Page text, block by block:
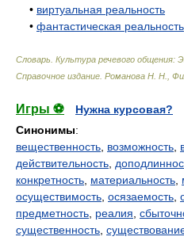
• виртуальная реальность
• фантастическая реальность
Словарь. Культура речевого общения:
Справочное издание Романова Н. Н.,
Игры ⚽
Нужна курсовая?
Синонимы:
вещественность возможность
действительность
конкретность материальность
осуществимость осязаемость
предметность реалия
существенность